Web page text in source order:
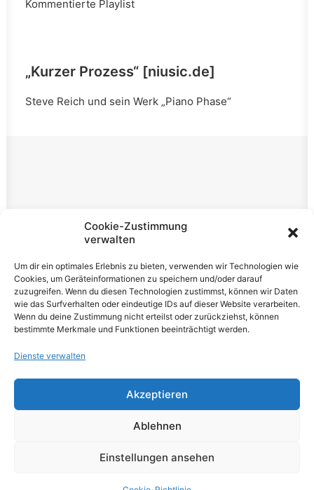
Cookie-Zustimmung
verwalten
Um dir ein optimales Erlebnis zu bieten, verwenden wir Technologien wie
Cookies, um Geräteinformationen zu speichern und/oder darauf
zuzugreifen. Wenn du diesen Technologien zustimmst, können wir Daten
wie das Surfverhalten oder eindeutige IDs auf dieser Website verarbeiten.
Wenn du deine Zustimmung nicht erteilst oder zurückziehst, können
bestimmte Merkmale und Funktionen beeinträchtigt werden.
Dienste verwalten
Akzeptieren
Ablehnen
Einstellungen ansehen
Kommentierte Playlist
„Kurzer Prozess“ [niusic.de]
Steve Reich und sein Werk „Piano Phase“
Rechtliches
Datenschutzerklärung
Cookie-Richtlinie (EU)
© 2026 VOLUME Magazine. All rights reserved